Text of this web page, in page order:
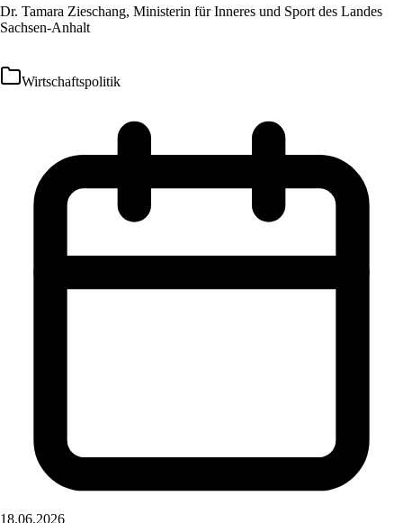
Dr. Tamara Zieschang, Ministerin für Inneres und Sport des Landes
Sachsen-Anhalt
Wirtschaftspolitik
18.06.2026